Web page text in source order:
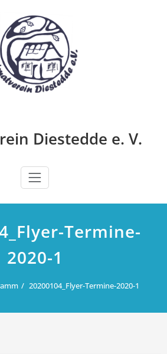
Diestedde e. V.
Termine-
2020-1
20200104_Flyer-Termine-2020-1